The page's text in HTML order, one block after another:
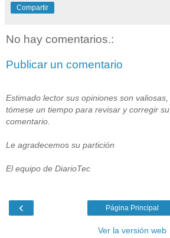
Compartir
No hay comentarios.:
Publicar un comentario
Estimado lector sus opiniones son valiosas,
tómese un tiempo para revisar y corregir su
comentario.
Le agradecemos su partición
El equipo de DiarioTec
‹ Página Principal
Ver la versión web